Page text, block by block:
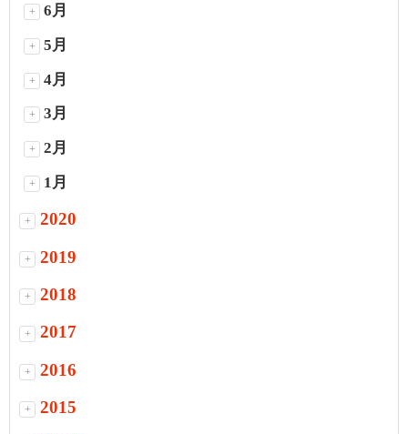
+ 6月
+ 5月
+ 4月
+ 3月
+ 2月
+ 1月
+ 2020
+ 2019
+ 2018
+ 2017
+ 2016
+ 2015